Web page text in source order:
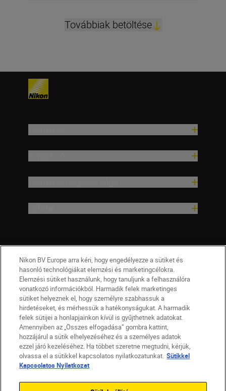
Továbbiak betöltése
HU Nikon Sites
Lépjen kapcsolatba velünk
Adatvédelmi nyilatkozat
Jogi nyilatkozat
Sütikkel kapcsolatos nyilatkozat
Nikon BV Europe arra kéri, hogy engedélyezze a sütiket és
hasonló technológiákat elemzési és marketingcélokra.
Elemzési sütiket használunk, hogy tanuljunk a felhasználóra
vonatkozó információkból. Harmadik felek marketinges
sütiket helyeznek el, hogy személyre szabhassuk a
hirdetéseket, és mérhessük a hatékonyságukat. A harmadik
felek sütijei a honlapjainkon kívül is gyűjthetnek adatokat.
Amennyiben az „Összes elfogadása” gombra kattint,
hozzájárul a sütik elhelyezéséhez és a személyes adatok
ezzel járó kezeléséhez. Ha többet szeretne megtudni, kérjük,
olvassa el a sütikkel kapcsolatos nyilatkozatunkat. Sütikkel
Kapcsolatos Nyilatkozat